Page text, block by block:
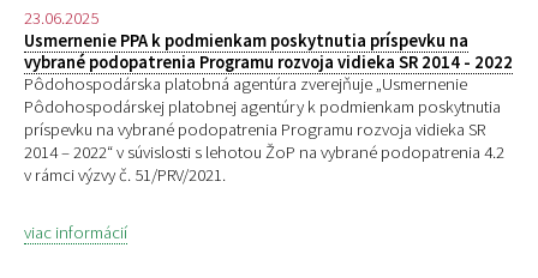
23.06.2025
Usmernenie PPA k podmienkam poskytnutia príspevku na
vybrané podopatrenia Programu rozvoja vidieka SR 2014 - 2022
Pôdohospodárska platobná agentúra zverejňuje „Usmernenie
Pôdohospodárskej platobnej agentúry k podmienkam poskytnutia
príspevku na vybrané podopatrenia Programu rozvoja vidieka SR
2014 – 2022“ v súvislosti s lehotou ŽoP na vybrané podopatrenia 4.2
v rámci výzvy č. 51/PRV/2021.
viac informácií